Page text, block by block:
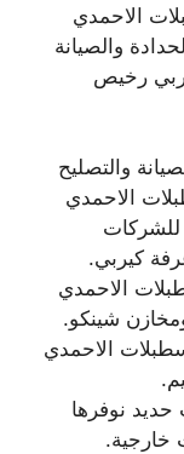
الاحمدي
والصيانة
رخيص
والتصليح
الاحمدي
كيربي.
الاحمدي
شينكو.
الاحمدي
نوفرها
خارجية.